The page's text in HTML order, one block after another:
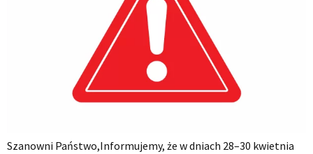
Szanowni Państwo,Informujemy, że w dniach 28–30 kwietnia